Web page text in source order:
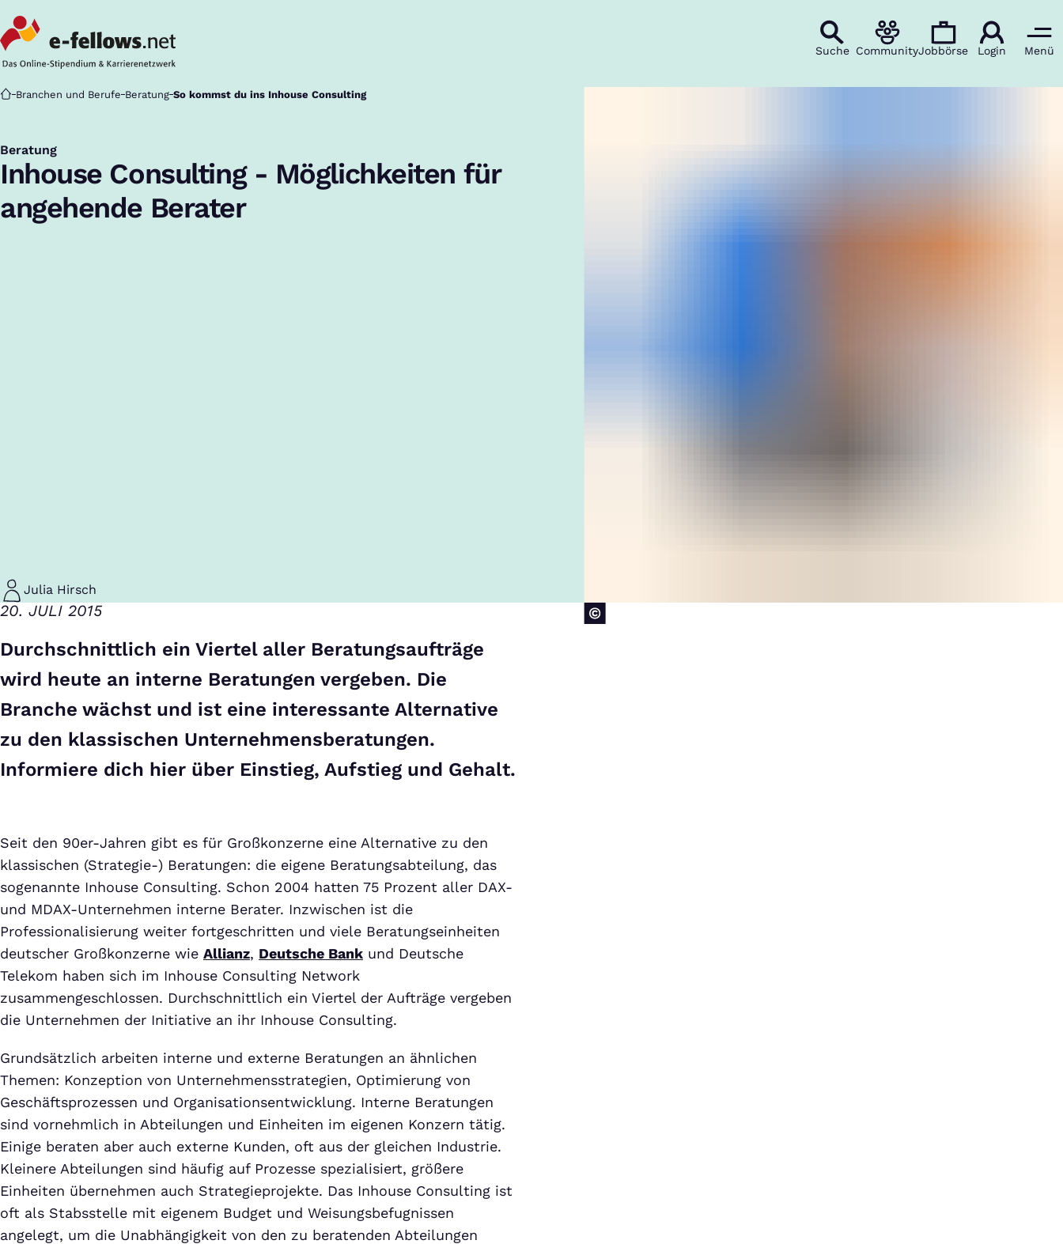
Suche CommunityJobbörse Login Menü
Startseite
Branchen und Berufe Beratung So kommst du ins Inhouse Consulting
Beratung
:
Inhouse Consulting - Möglichkeiten für
angehende Berater
Julia Hirsch
20. JULI 2015
Durchschnittlich ein Viertel aller Beratungsaufträge
wird heute an interne Beratungen vergeben. Die
Branche wächst und ist eine interessante Alternative
zu den klassischen Unternehmensberatungen.
Informiere dich hier über Einstieg, Aufstieg und Gehalt.
Seit den 90er-Jahren gibt es für Großkonzerne eine Alternative zu den
klassischen (Strategie-) Beratungen: die eigene Beratungsabteilung, das
sogenannte Inhouse Consulting. Schon 2004 hatten 75 Prozent aller DAX-
und MDAX-Unternehmen interne Berater. Inzwischen ist die
Professionalisierung weiter fortgeschritten und viele Beratungseinheiten
deutscher Großkonzerne wie Allianz, Deutsche Bank und Deutsche
Telekom haben sich im Inhouse Consulting Network
zusammengeschlossen. Durchschnittlich ein Viertel der Aufträge vergeben
die Unternehmen der Initiative an ihr Inhouse Consulting.
Grundsätzlich arbeiten interne und externe Beratungen an ähnlichen
Themen: Konzeption von Unternehmensstrategien, Optimierung von
Geschäftsprozessen und Organisationsentwicklung. Interne Beratungen
sind vornehmlich in Abteilungen und Einheiten im eigenen Konzern tätig.
Einige beraten aber auch externe Kunden, oft aus der gleichen Industrie.
Kleinere Abteilungen sind häufig auf Prozesse spezialisiert, größere
Einheiten übernehmen auch Strategieprojekte. Das Inhouse Consulting ist
oft als Stabsstelle mit eigenem Budget und Weisungsbefugnissen
angelegt, um die Unabhängigkeit von den zu beratenden Abteilungen